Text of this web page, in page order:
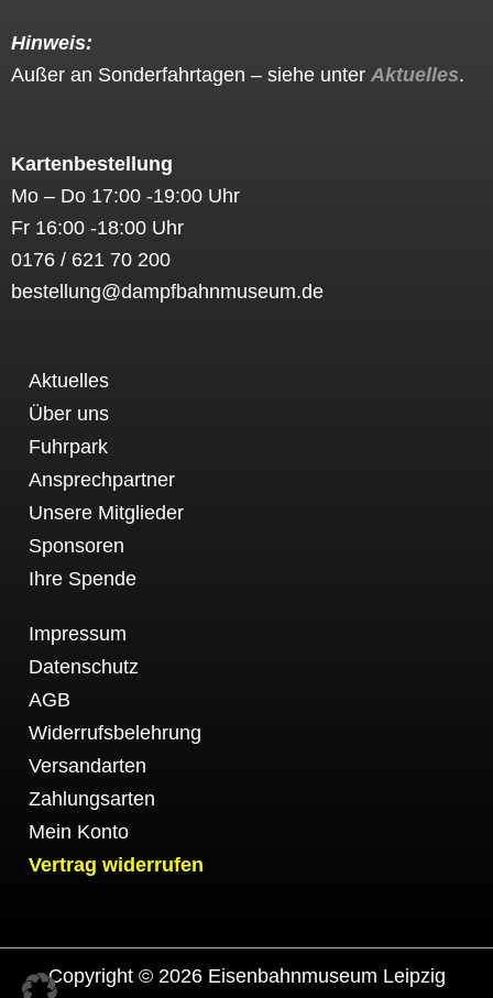
Hinweis:
Außer an Sonderfahrtagen – siehe unter Aktuelles.
Kartenbestellung
Mo – Do 17:00 -19:00 Uhr
Fr 16:00 -18:00 Uhr
0176 / 621 70 200
bestellung@dampfbahnmuseum.de
Aktuelles
Über uns
Fuhrpark
Ansprechpartner
Unsere Mitglieder
Sponsoren
Ihre Spende
Impressum
Datenschutz
AGB
Widerrufsbelehrung
Versandarten
Zahlungsarten
Mein Konto
Vertrag widerrufen
Copyright © 2026 Eisenbahnmuseum Leipzig